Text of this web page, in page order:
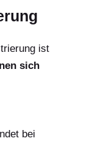
ist
sich
bei